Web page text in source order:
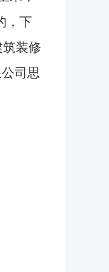
，下
装修
司思